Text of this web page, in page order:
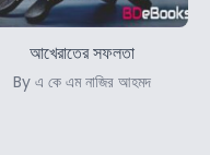
আখেরাতের সফলতা
By এ কে এম নাজির আহমদ